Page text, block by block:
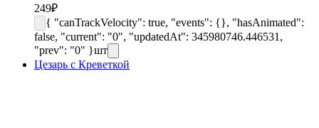
249₽
{ "canTrackVelocity": true, "events": {}, "hasAnimated":
false, "current": "0", "updatedAt": 345980746.446531,
"prev": "0" }шт
Цезарь с Креветкой